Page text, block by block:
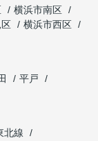
横浜市南区
横浜市西区
平戸
北線